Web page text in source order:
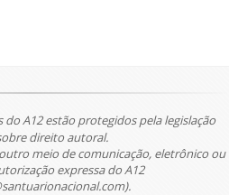
A12 estão protegidos pela legislação
direito autoral.
meio de comunicação, eletrônico ou
expressa do A12